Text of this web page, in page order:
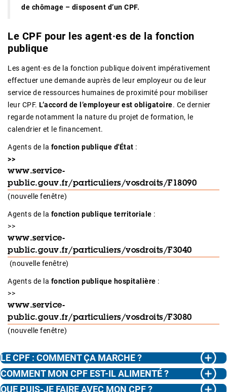
de chômage – disposent d’un CPF.
Le CPF pour les agent·es de la fonction
publique
Les agent·es de la fonction publique doivent impérativement
effectuer une demande auprès de leur employeur ou de leur
service de ressources humaines de proximité pour mobiliser
leur CPF. L’accord de l’employeur est obligatoire. Ce dernier
regarde notamment la nature du projet de formation, le
calendrier et le financement.
Agents de la fonction publique d'État :
>>
www.service-
public.gouv.fr/particuliers/vosdroits/F18090
(nouvelle fenêtre)
Agents de la fonction publique territoriale :
>>
www.service-
public.gouv.fr/particuliers/vosdroits/F3040
(nouvelle fenêtre)
Agents de la fonction publique hospitalière :
>>
www.service-
public.gouv.fr/particuliers/vosdroits/F3080
(nouvelle fenêtre)
LE CPF : COMMENT ÇA MARCHE ?
COMMENT MON CPF EST-IL ALIMENTÉ ?
QUE PUIS-JE FAIRE AVEC MON CPF ?